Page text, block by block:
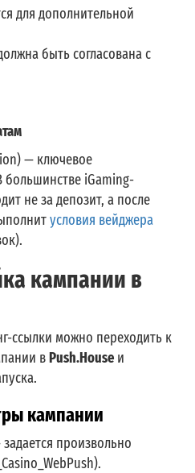
для дополнительной
быть согласована с
— ключевое
iGaming-
не за депозит, а после
условия вейджера
кампании в
ссылки можно переходить к
вPush.House и
кампании
произвольно
).